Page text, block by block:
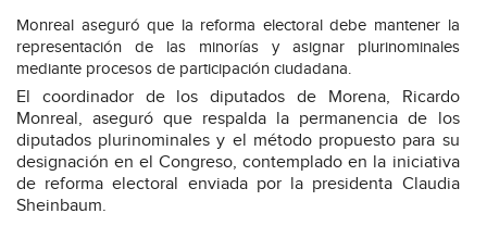
Monreal aseguró que la reforma electoral debe mantener la
representación de las minorías y asignar plurinominales
mediante procesos de participación ciudadana.
El coordinador de los diputados de Morena, Ricardo
Monreal, aseguró que respalda la permanencia de los
diputados plurinominales y el método propuesto para su
designación en el Congreso, contemplado en la iniciativa
de reforma electoral enviada por la presidenta Claudia
Sheinbaum.